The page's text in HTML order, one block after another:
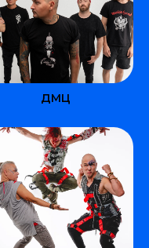
ДМЦ